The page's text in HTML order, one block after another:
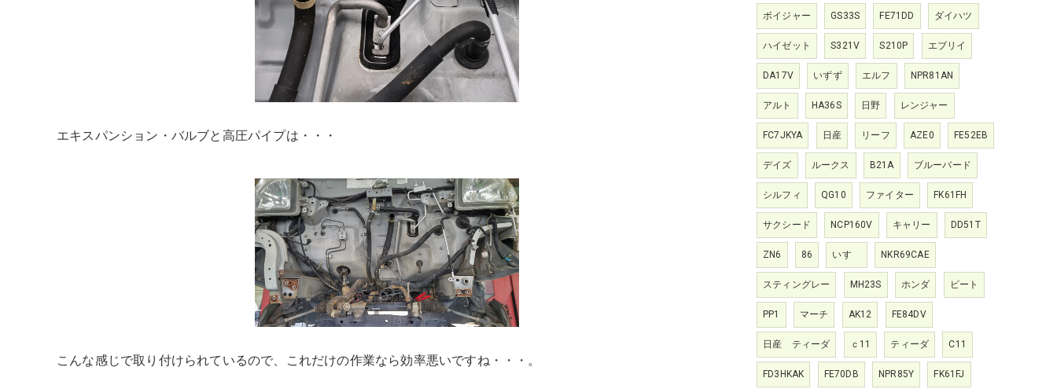
エキスパンション・バルブと高圧パイプは・・・
こんな感じで取り付けられているので、これだけの作業なら効率悪いですね・・・。
ボイジャー GS33S FE71DD ダイハツ
ハイゼット S321V S210P エブリイ
DA17V いずず エルフ NPR81AN
アルト HA36S 日野 レンジャー
FC7JKYA 日産 リーフ AZE0 FE52EB
デイズ ルークス B21A ブルーバード
シルフィ QG10 ファイター FK61FH
サクシード NCP160V キャリー DD51T
ZN6 86 いすゞ NKR69CAE
スティングレー MH23S ホンダ ビート
PP1 マーチ AK12 FE84DV
日産 ティーダ ｃ11 ティーダ C11
FD3HKAK FE70DB NPR85Y FK61FJ